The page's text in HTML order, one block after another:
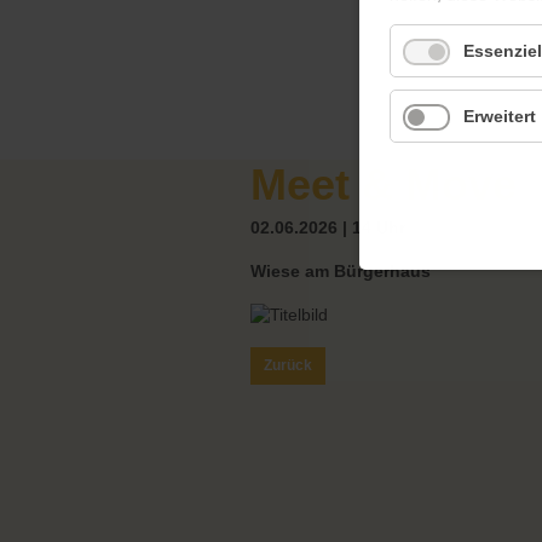
Meet & Move
02.06.2026 | 14 Uhr
Wiese am Bürgerhaus
Zurück
Erweitert